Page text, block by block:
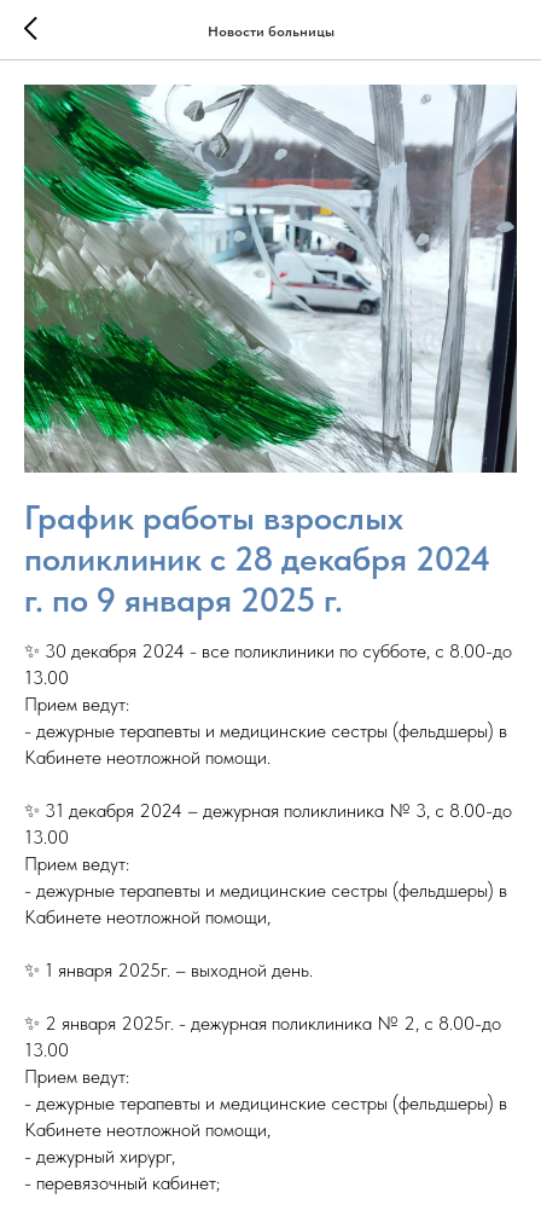
Новости больницы
График работы взрослых
поликлиник с 28 декабря 2024
г. по 9 января 2025 г.
✨ 30 декабря 2024 - все поликлиники по субботе, с 8.00-до
13.00
Прием ведут:
- дежурные терапевты и медицинские сестры (фельдшеры) в
Кабинете неотложной помощи.
✨ 31 декабря 2024 – дежурная поликлиника № 3, с 8.00-до
13.00
Прием ведут:
- дежурные терапевты и медицинские сестры (фельдшеры) в
Кабинете неотложной помощи,
✨ 1 января 2025г. – выходной день.
✨ 2 января 2025г. - дежурная поликлиника № 2, с 8.00-до
13.00
Прием ведут:
- дежурные терапевты и медицинские сестры (фельдшеры) в
Кабинете неотложной помощи,
- дежурный хирург,
- перевязочный кабинет;